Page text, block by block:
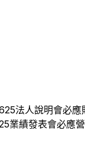
法人說明會必應
業績發表會必應